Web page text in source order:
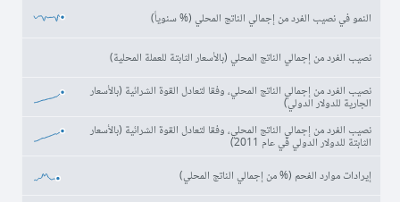
النمو في نصيب الفرد من إجمالي الناتج المحلي (% سنوياً)
نصيب الفرد من إجمالي الناتج المحلي (بالأسعار الثابتة للعملة المحلية)
نصيب الفرد من إجمالي الناتج المحلي، وفقا لتعادل القوة الشرائية (بالأسعار
الجارية للدولار الدولي)
نصيب الفرد من إجمالي الناتج المحلي، وفقا لتعادل القوة الشرائية (بالأسعار
الثابتة للدولار الدولي في عام 2011)
إيرادات موارد الفحم (% من إجمالي الناتج المحلي)